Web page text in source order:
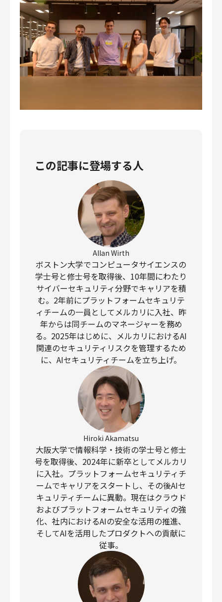
この記事に登場する人
Allan Wirth
ボストン大学でコンピュータサイエンスの
学士号と修士号を取得後、10年間にわたり
サイバーセキュリティ分野でキャリアを積
む。2年前にプラットフォームセキュリテ
ィチームの一員としてメルカリに入社、昨
年からは同チームのマネージャーを務め
る。2025年はじめに、メルカリにおけるAI
関連のセキュリティリスクを管理するため
に、AIセキュリティチームを立ち上げ。
Hiroki Akamatsu
大阪大学で情報科学・技術の学士号と修士
号を取得後、2024年に新卒としてメルカリ
に入社。プラットフォームセキュリティチ
ームでキャリアをスタートし、その後AIセ
キュリティチームに異動。現在はクラウド
およびプラットフォームセキュリティの強
化、社内におけるAIの安全な活用の推進、
そしてAIを活用したプロダクトへの貢献に
従事。